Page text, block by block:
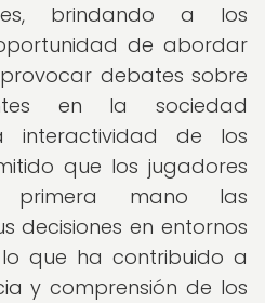
brindando a los
de abordar
debates sobre
en la sociedad
interactividad de los
que los jugadores
primera mano las
decisiones en entornos
que ha contribuido a
y comprensión de los